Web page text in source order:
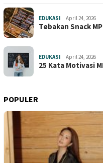
EDUKASI April 24, 2026
Tebakan Snack
EDUKASI April 24, 2026
25 Kata Motivasi
POPULER